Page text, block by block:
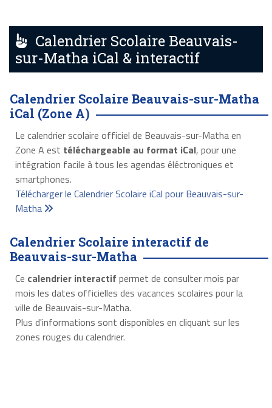
Calendrier Scolaire Beauvais-
sur-Matha iCal & interactif
Calendrier Scolaire Beauvais-sur-Matha
iCal (Zone A)
Le calendrier scolaire officiel de Beauvais-sur-Matha en
Zone A est téléchargeable au format iCal, pour une
intégration facile à tous les agendas éléctroniques et
smartphones.
Télécharger le Calendrier Scolaire iCal pour Beauvais-sur-
Matha
Calendrier Scolaire interactif de
Beauvais-sur-Matha
Ce calendrier interactif permet de consulter mois par
mois les dates officielles des vacances scolaires pour la
ville de Beauvais-sur-Matha.
Plus d'informations sont disponibles en cliquant sur les
zones rouges du calendrier.